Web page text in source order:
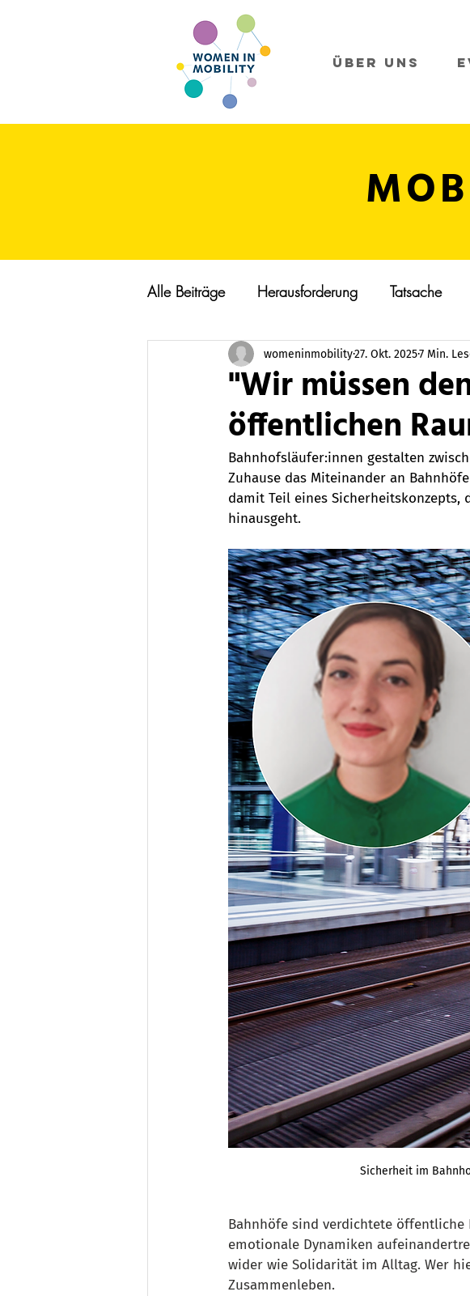
Über Uns
Alle Beiträge Herausforderung Tatsache
"Wir müssen
öffentlichen
womeninmobility27. Okt. 20257 Min.
Bahnhofsläufer:innen gestalten
Zuhause das Miteinander an
damit Teil eines Sicherheitskonzepts,
hinausgeht.
Sicherheit im
Bahnhöfe sind verdichtete
emotionale Dynamiken
wider wie Solidarität im Alltag. Wer
Zusammenleben.